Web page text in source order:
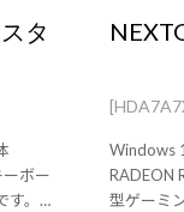
タ
ボー
。
Windows
RADEON
型ゲーミ